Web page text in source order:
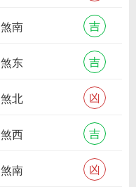
煞南 吉
煞东 吉
煞北 凶
煞西 吉
煞南 凶